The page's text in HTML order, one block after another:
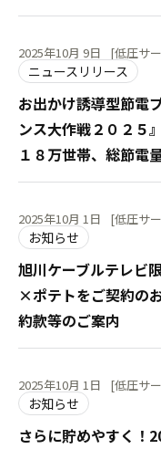
お出かけ誘導型節電
ンス大作戦２０２
１８万世帯、総節電
2025年10月 9日 [低圧サ
ニュースリリース
旭川ケーブルテレビ
×ポテトをご契約の
約款等のご案内
2025年10月 1日 [低圧サ
お知らせ
さらに貯めやすく！
2025年10月 1日 [低圧サ
お知らせ